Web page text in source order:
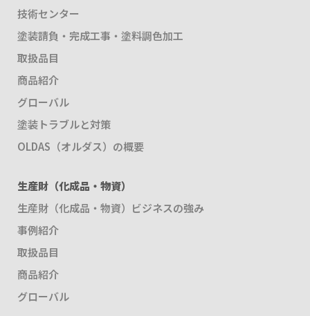
技術センター
塗装請負・完成工事・塗料調色加工
取扱品目
商品紹介
グローバル
塗装トラブルと対策
OLDAS（オルダス）の概要
生産財（化成品・物資）
生産財（化成品・物資）ビジネスの強み
事例紹介
取扱品目
商品紹介
グローバル